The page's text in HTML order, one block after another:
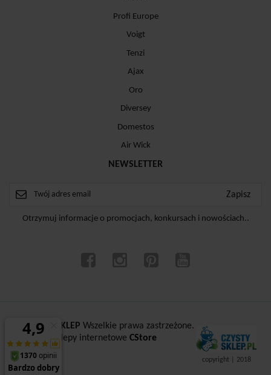
Profi Europe
Voigt
Tenzi
Ajax
Oro
Diversey
Domestos
Air Wick
NEWSLETTER
Otrzymuj informacje o promocjach, konkursach i nowościach..
ⓒCZYSTYSKLEP Wszelkie prawa zastrzeżone.
Sklepy internetowe CStore
copyright | 2018